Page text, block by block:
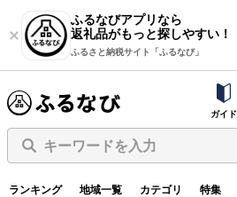
ふるなびアプリなら
返礼品がもっと探しやすい！
ふるさと納税サイト「ふるなび」
ガイド
キーワードを入力
ランキング 地域一覧 カテゴリ 特集